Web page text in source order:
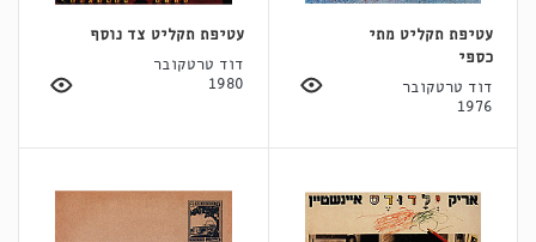
עטיפת תקליט מתי
כספי
דוד טרטקובר
1976
עטיפת תקליט צד נוסף
דוד טרטקובר
1980